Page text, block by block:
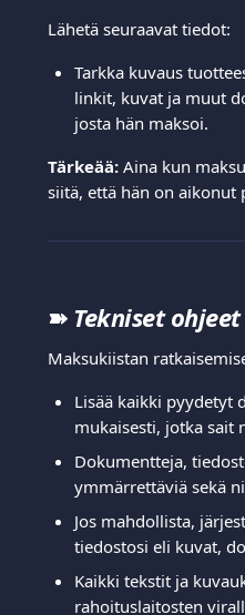
Lähetä seuraavat tiedot:
Tarkka kuvaus
linkit, kuvat ja muut
josta hän maksoi.
Tärkeää: Aina kun
siitä, että hän on aikonut
➽ Tekniset ohjeet
Maksukiistan
Lisää kaikki pyydetyt
mukaisesti, jotka sait
Dokumentteja,
ymmärrettäviä sekä
Jos mahdollista,
tiedostosi eli kuvat,
Kaikki tekstit ja
rahoituslaitosten